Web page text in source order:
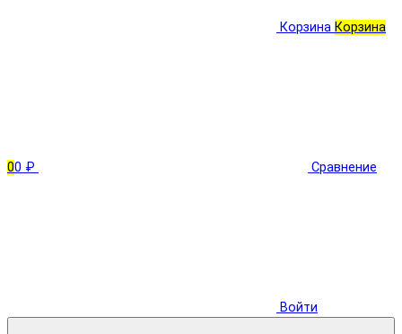
Корзина Корзина
00 ₽ Сравнение
Войти